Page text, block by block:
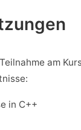
am
in C++